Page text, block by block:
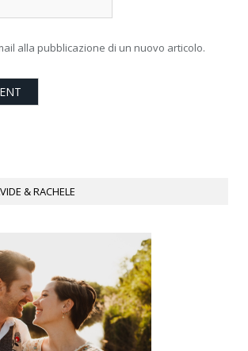
alla pubblicazione di un nuovo articolo.
& RACHELE